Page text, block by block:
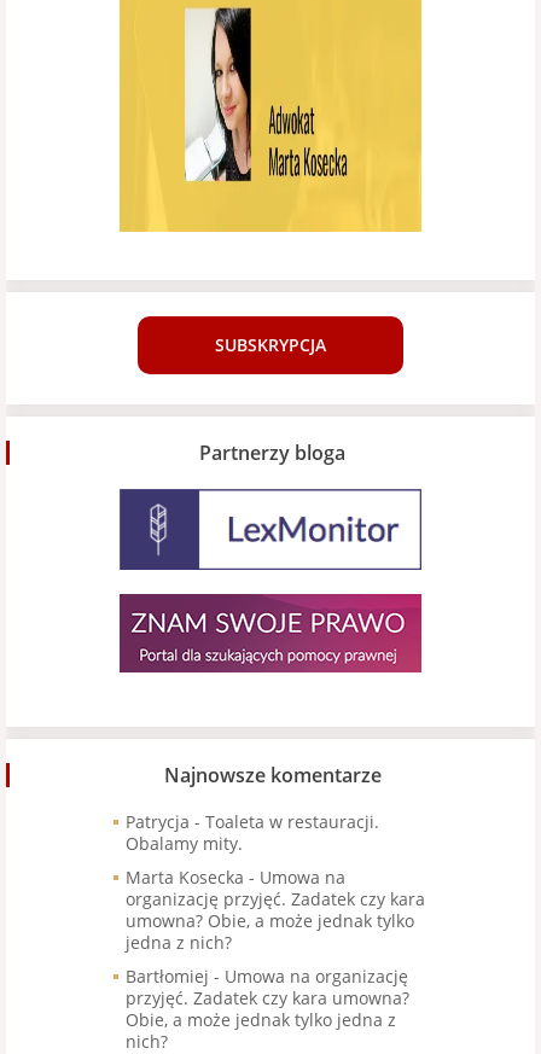
SUBSKRYPCJA
Partnerzy bloga
Najnowsze komentarze
Patrycja - Toaleta w restauracji.
Obalamy mity.
Marta Kosecka - Umowa na
organizację przyjęć. Zadatek czy kara
umowna? Obie, a może jednak tylko
jedna z nich?
Bartłomiej - Umowa na organizację
przyjęć. Zadatek czy kara umowna?
Obie, a może jednak tylko jedna z
nich?